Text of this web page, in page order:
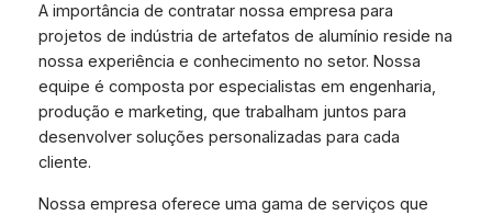
A importância de contratar nossa empresa para
projetos de indústria de artefatos de alumínio reside na
nossa experiência e conhecimento no setor. Nossa
equipe é composta por especialistas em engenharia,
produção e marketing, que trabalham juntos para
desenvolver soluções personalizadas para cada
cliente.
Nossa empresa oferece uma gama de serviços que